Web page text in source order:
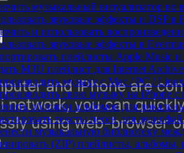
музыкальный визуализатор во
звуковые эффекты и DSP в
и использовать
звуковые эффекты в
плейлисты Apple Music
M3U плейлист для Internet
музыку с Mac / PC /
свою музыку на iPhone
обложки альбомов для
тексты песен для
музыкальную библиотеку
(ZIP) плейлисты, альбомы,